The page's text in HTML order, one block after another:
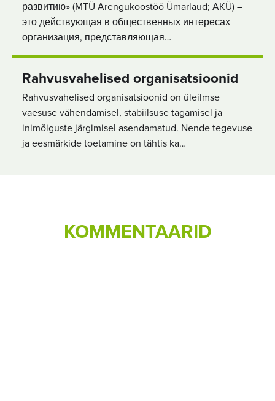
развитию» (MTÜ Arengukoostöö Ümarlaud; AKÜ) –
это действующая в общественных интересах
организация, представляющая…
Rahvusvahelised organisatsioonid
Rahvusvahelised organisatsioonid on üleilmse
vaesuse vähendamisel, stabiilsuse tagamisel ja
inimõiguste järgimisel asendamatud. Nende tegevuse
ja eesmärkide toetamine on tähtis ka…
KOMMENTAARID